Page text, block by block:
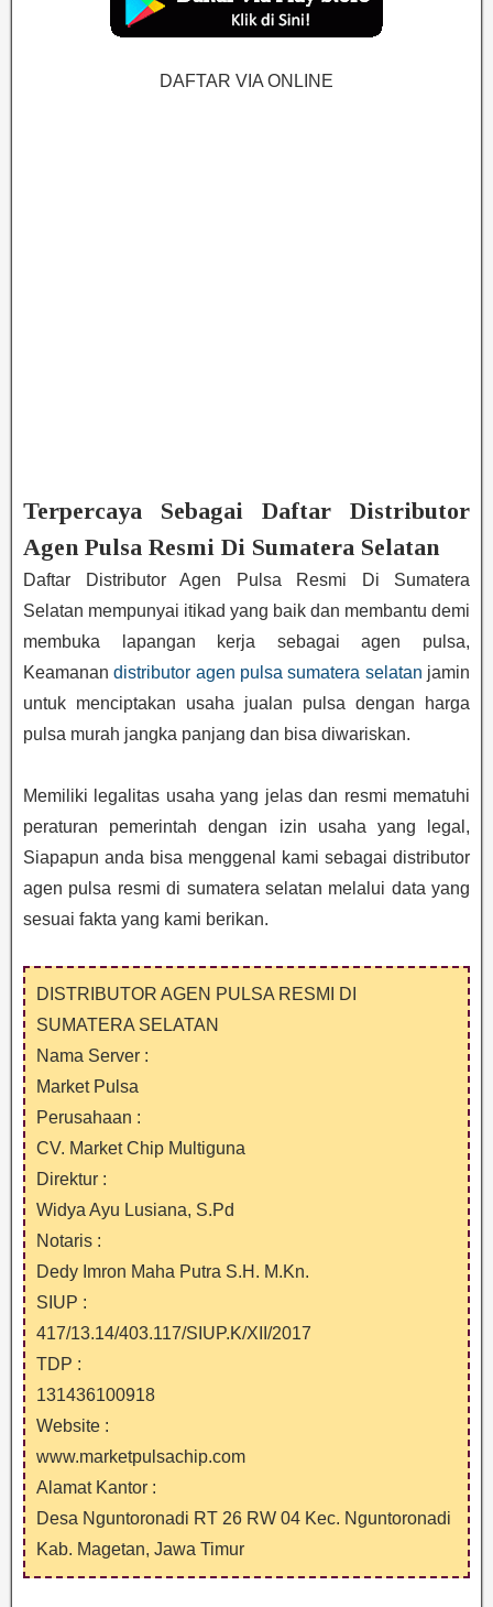
DAFTAR VIA ONLINE
Terpercaya Sebagai Daftar Distributor
Agen Pulsa Resmi Di Sumatera Selatan
Daftar Distributor Agen Pulsa Resmi Di Sumatera
Selatan mempunyai itikad yang baik dan membantu demi
membuka lapangan kerja sebagai agen pulsa,
Keamanandistributor agen pulsa sumatera selatan jamin
untuk menciptakan usaha jualan pulsa dengan harga
pulsa murah jangka panjang dan bisa diwariskan.
Memiliki legalitas usaha yang jelas dan resmi mematuhi
peraturan pemerintah dengan izin usaha yang legal,
Siapapun anda bisa menggenal kami sebagai distributor
agen pulsa resmi di sumatera selatan melalui data yang
sesuai fakta yang kami berikan.
DISTRIBUTOR AGEN PULSA RESMI DI
SUMATERA SELATAN
Nama Server :
Market Pulsa
Perusahaan :
CV. Market Chip Multiguna
Direktur :
Widya Ayu Lusiana, S.Pd
Notaris :
Dedy Imron Maha Putra S.H. M.Kn.
SIUP :
417/13.14/403.117/SIUP.K/XII/2017
TDP :
131436100918
Website :
www.marketpulsachip.com
Alamat Kantor :
Desa Nguntoronadi RT 26 RW 04 Kec. Nguntoronadi
Kab. Magetan, Jawa Timur